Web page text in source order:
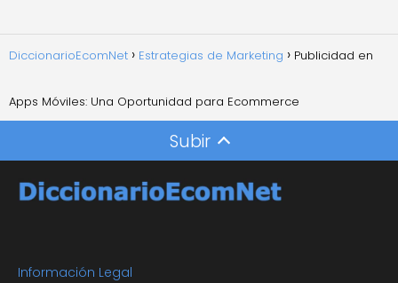
DiccionarioEcomNet Estrategias de Marketing Publicidad en
Apps Móviles: Una Oportunidad para Ecommerce
Subir
Información Legal